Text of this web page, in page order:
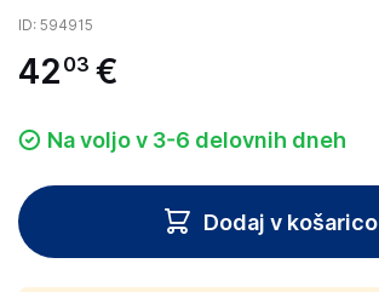
ID: 594915
42 03 €
Na voljo v 3-6 delovnih dneh
Dodaj v košarico